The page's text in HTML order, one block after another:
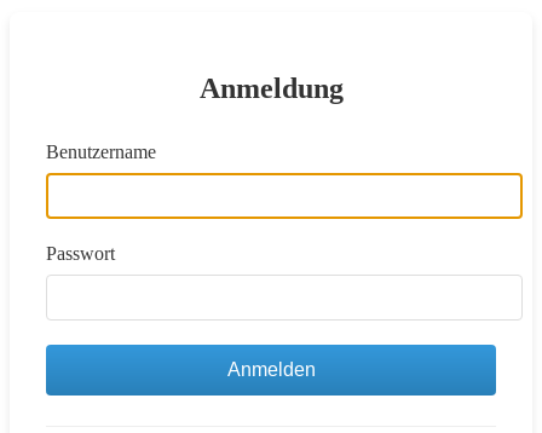
Anmeldung
Benutzername
Passwort
Anmelden